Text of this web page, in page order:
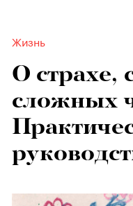
Жизнь
О страхе,
сложных